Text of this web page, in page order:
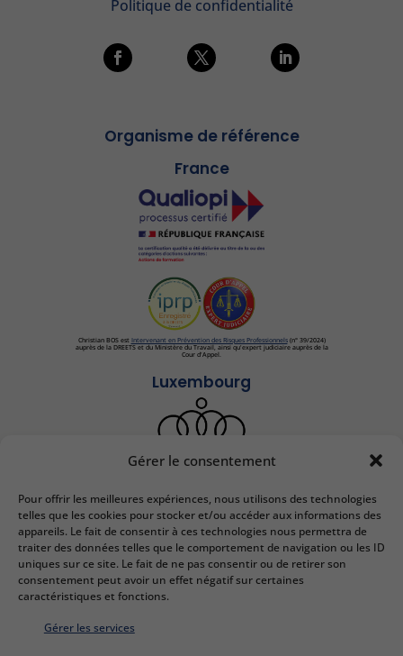
Gérer le consentement
Pour offrir les meilleures expériences, nous utilisons des technologies
telles que les cookies pour stocker et/ou accéder aux informations des
appareils. Le fait de consentir à ces technologies nous permettra de
traiter des données telles que le comportement de navigation ou les ID
uniques sur ce site. Le fait de ne pas consentir ou de retirer son
consentement peut avoir un effet négatif sur certaines
caractéristiques et fonctions.
Gérer les services
Organisme de référence
France
Christian BOS est Intervenant en Prévention des Risques Professionnels(n° 39/2024)
auprès de la DREETS et du Ministère du Travail, ainsi qu'expert judiciaire auprès de la
Cour d'Appel.
Luxembourg
Politique de confidentialité
IEDRS France
2 bis Rue Lafayette
57000 Metz
Email :contact@iedrs.com
Tél. :+33 (0)3 87 50 81 58